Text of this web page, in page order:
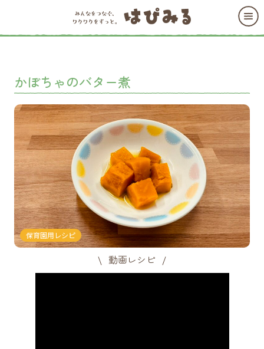
かぼちゃのバター煮
保育園用レシピ
動画レシピ